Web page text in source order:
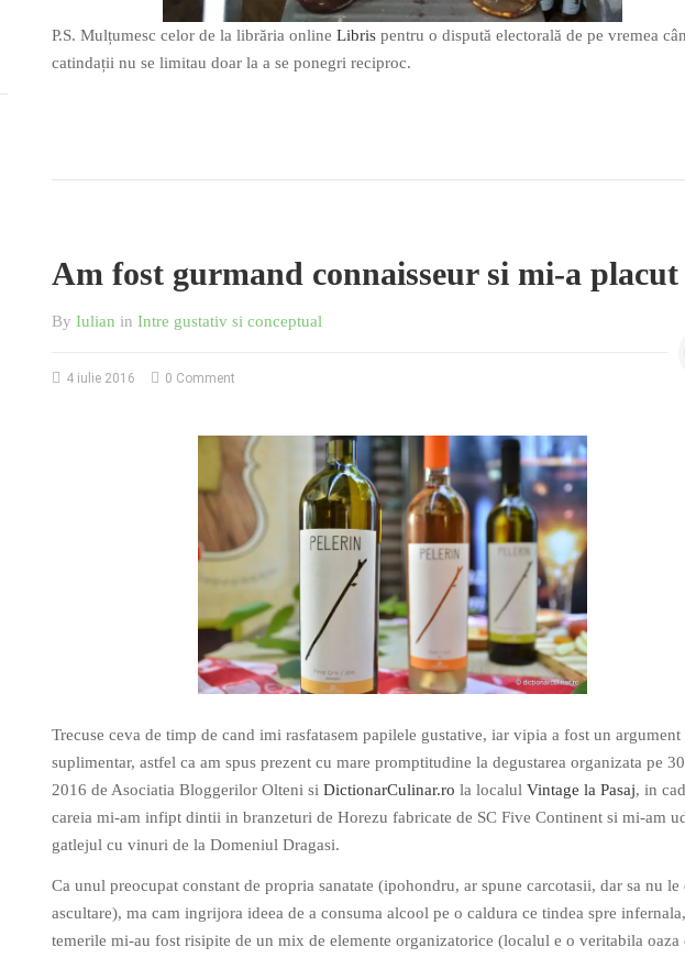
P.S. Mulțumesc celor de la librăria online Libris pentru o dispută electorală de pe vremea
catindații nu se limitau doar la a se ponegri reciproc.
Am fost gurmand connaisseur si mi-a placut
By Iulian in Intre gustativ si conceptual
4 iulie 2016 0 Comment
Trecuse ceva de timp de cand imi rasfatasem papilele gustative, iar vipia a fost un argument
suplimentar, astfel ca am spus prezent cu mare promptitudine la degustarea organizata pe
2016 de Asociatia Bloggerilor Olteni si DictionarCulinar.ro la localul Vintage la Pasaj, in
careia mi-am infipt dintii in branzeturi de Horezu fabricate de SC Five Continent si mi-am
gatlejul cu vinuri de la Domeniul Dragasi.
Ca unul preocupat constant de propria sanatate (ipohondru, ar spune carcotasii, dar sa nu le
ascultare), ma cam ingrijora ideea de a consuma alcool pe o caldura ce tindea spre
temerile mi-au fost risipite de un mix de elemente organizatorice (localul e o veritabila oaza